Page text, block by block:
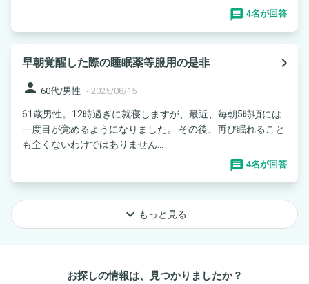
4名が回答
早朝覚醒した際の睡眠薬等服用の是非
navigate_next
person 60代/男性 - 2025/08/15
61歳男性。12時過ぎに就寝しますが、最近、毎朝5時頃には
一度目が覚めるようになりました。 その後、再び眠れること
も全くないわけではありません...
4名が回答
keyboard_arrow_down もっと見る
お探しの情報は、見つかりましたか？